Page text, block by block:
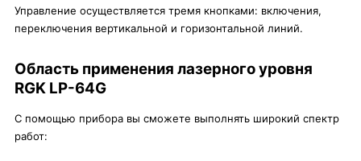
Управление осуществляется тремя кнопками: включения,
переключения вертикальной и горизонтальной линий.
Область применения лазерного уровня
RGK LP-64G
С помощью прибора вы сможете выполнять широкий спектр
работ: